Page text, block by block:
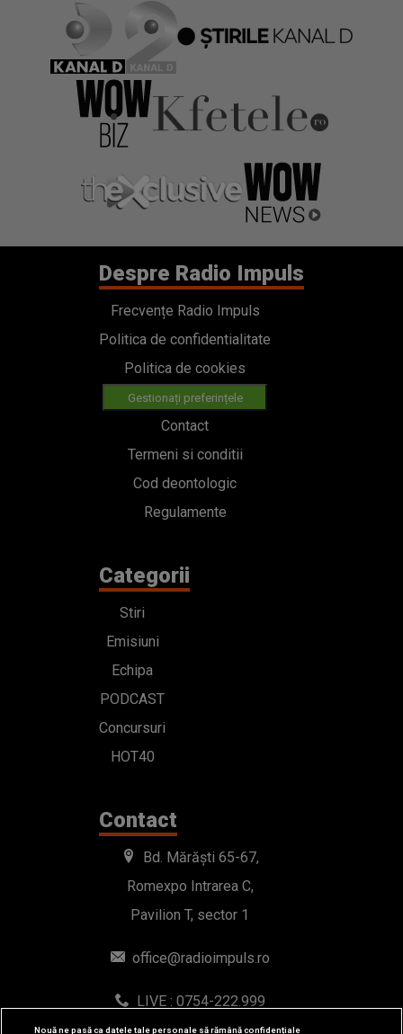
Despre Radio Impuls
Frecvențe Radio Impuls
Politica de confidentialitate
Politica de cookies
Gestionați preferințele
Contact
Termeni si conditii
Cod deontologic
Regulamente
Categorii
Stiri
Emisiuni
Echipa
PODCAST
Concursuri
HOT40
Contact
Bd. Mărăști 65-67,
Romexpo Intrarea C,
Pavilion T, sector 1
office@radioimpuls.ro
LIVE : 0754-222.999
WhatsApp: 0754-222.999
Nouă ne pasă ca datele tale personale să rămână confidențiale